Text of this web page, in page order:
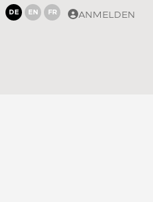
DE EN FR ANMELDEN